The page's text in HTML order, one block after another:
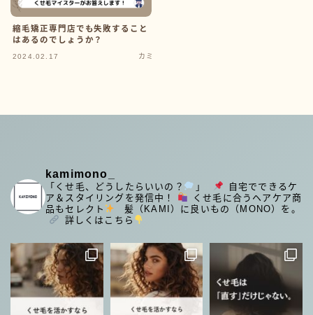
縮毛矯正専門店でも失敗すること
はあるのでしょうか？
2024.02.17 カミ
kamimono_
「くせ毛、どうしたらいいの？ 」
自宅でできるケ
ア＆スタイリングを発信中！
くせ毛に合うヘアケア商
品もセレクト
髪（KAMI）に良いもの（MONO）を。
詳しくはこちら